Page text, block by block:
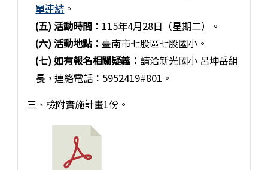
單連結 。
(五) 活動時間： 115年4月28日（星期二）。
(六) 活動地點：臺南市七股區七股國小。
(七) 如有報名相關疑義： 請洽新光國小 呂坤岳組
長，連絡電話：5952419#801。
三、檢附實施計畫1份。